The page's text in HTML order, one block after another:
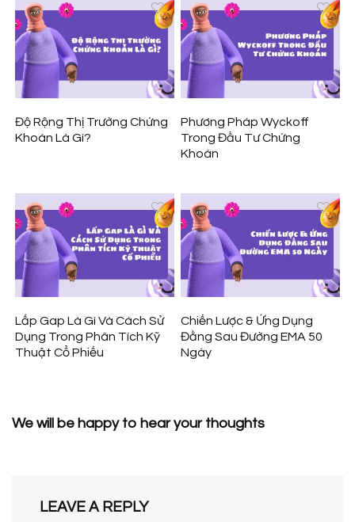
Độ Rộng Thị Trường Chứng
Khoán Là Gì?
Phương Pháp Wyckoff
Trong Đầu Tư Chứng
Khoán
Lấp Gap Là Gì Và Cách Sử
Dụng Trong Phân Tích Kỹ
Thuật Cổ Phiếu
Chiến Lược & Ứng Dụng
Đằng Sau Đường EMA 50
Ngày
We will be happy to hear your thoughts
LEAVE A REPLY